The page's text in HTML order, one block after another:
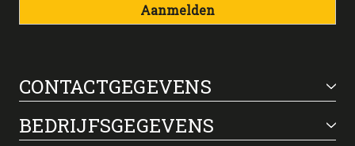
Aanmelden
CONTACTGEGEVENS
BEDRIJFSGEGEVENS